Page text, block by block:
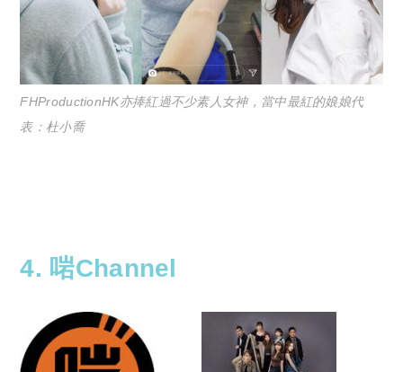
FHProductionHK亦捧紅過不少素人女神，當中最紅的娘娘代
表：杜小喬
4. 啱Channel